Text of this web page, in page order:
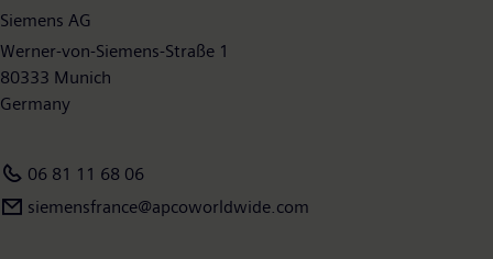
Siemens AG
Werner-von-Siemens-Straße 1
80333 Munich
Germany
06 81 11 68 06
siemensfrance@apcoworldwide.com